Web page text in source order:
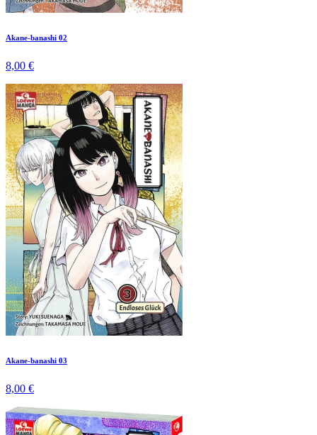
Akane-banashi 02
8,00 €
Akane-banashi 03
8,00 €